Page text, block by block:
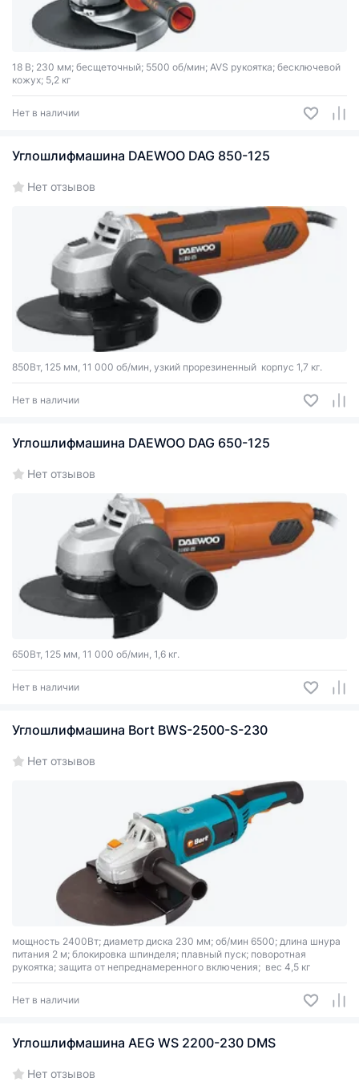
18 В; 230 мм; бесщеточный; 5500 об/мин; AVS рукоятка; бесключевой
кожух; 5,2 кг
Нет в наличии
Углошлифмашина DAEWOO DAG 850-125
Нет отзывов
850Вт, 125 мм, 11 000 об/мин, узкий прорезиненный корпус 1,7 кг.
Нет в наличии
Углошлифмашина DAEWOO DAG 650-125
Нет отзывов
650Вт, 125 мм, 11 000 об/мин, 1,6 кг.
Нет в наличии
Углошлифмашина Bort BWS-2500-S-230
Нет отзывов
мощность 2400Вт; диаметр диска 230 мм; об/мин 6500; длина шнура
питания 2 м; блокировка шпинделя; плавный пуск; поворотная
рукоятка; защита от непреднамеренного включения; вес 4,5 кг
Нет в наличии
Углошлифмашина AEG WS 2200-230 DMS
Нет отзывов